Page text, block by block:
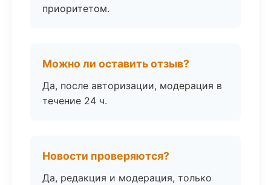
приоритетом.
Можно ли оставить отзыв?
Да, после авторизации, модерация в
течение 24 ч.
Новости проверяются?
Да, редакция и модерация, только